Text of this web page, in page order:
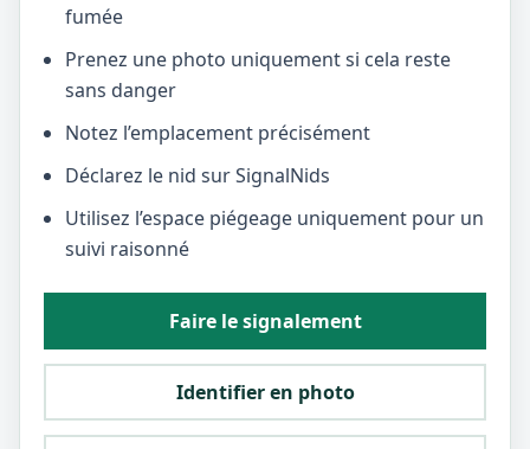
fumée
Prenez une photo uniquement si cela reste
sans danger
Notez l’emplacement précisément
Déclarez le nid sur SignalNids
Utilisez l’espace piégeage uniquement pour un
suivi raisonné
Faire le signalement
Identifier en photo